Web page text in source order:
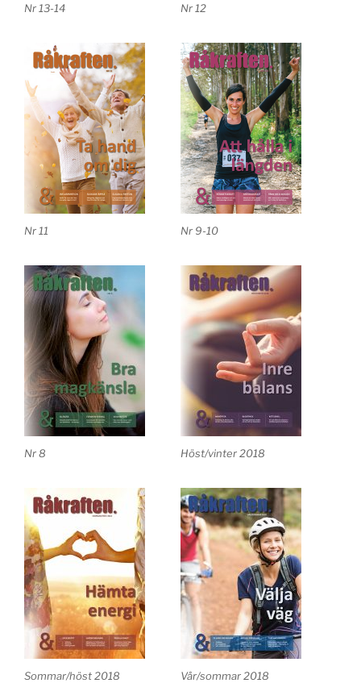
Nr 13-14 Nr 12
Nr 11 Nr 9-10
Nr 8 Höst/vinter 2018
Sommar/höst 2018 Vår/sommar 2018